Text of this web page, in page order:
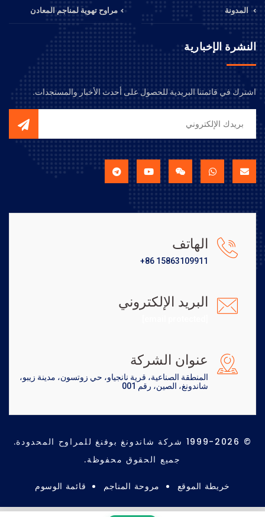
المدونة مراوح تهوية لمناجم المعادن
النشرة الإخبارية
اشترك في قائمتنا البريدية للحصول على أحدث الأخبار والمستجدات.
الهاتف
+86 15863109911
البريد الإلكتروني
عنوان الشركة
المنطقة الصناعية، قرية نانجياو، حي زوتسون، مدينة زيبو،
شاندونغ، الصين، رقم 001
© 1999-2026 شركة شاندونغ بوفنغ للمراوح المحدودة.
جميع الحقوق محفوظة.
خريطة الموقع مروحة المناجم قائمة الوسوم